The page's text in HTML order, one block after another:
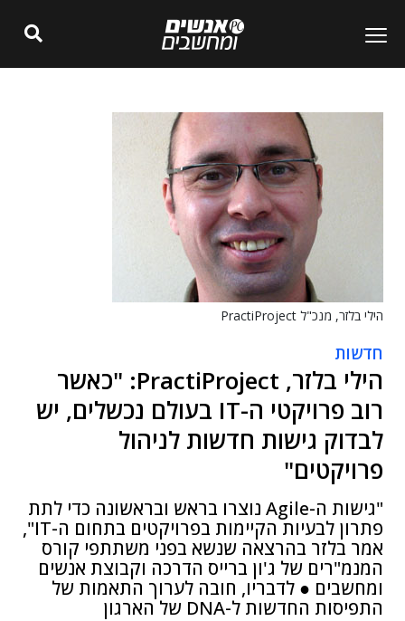
הילי בלזר, מנכ"ל PractiProject
חדשות
הילי בלזר, PractiProject: "כאשר
רוב פרויקטי ה-IT בעולם נכשלים, יש
לבדוק גישות חדשות לניהול
פרויקטים"
"גישות ה-Agile נוצרו בראש ובראשונה כדי לתת
פתרון לבעיות הקיימות בפרויקטים בתחום ה-IT",
אמר בלזר בהרצאה שנשא בפני משתתפי קורס
המנמ"רים של ג'ון ברייס הדרכה וקבוצת אנשים
ומחשבים ● לדבריו, חובה לערוך התאמות של
התפיסות החדשות ל-DNA של הארגון